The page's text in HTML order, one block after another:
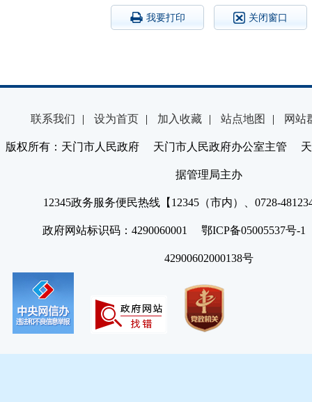
我要打印 关闭窗口
联系我们 | 设为首页 | 加入收藏 | 站点地图 | 网站
版权所有：天门市人民政府 天门市人民政府办公室主管 天
据管理局主办
12345政务服务便民热线【12345（市内）、0728-
政府网站标识码：4290060001 鄂ICP备05005537号
42900602000138号